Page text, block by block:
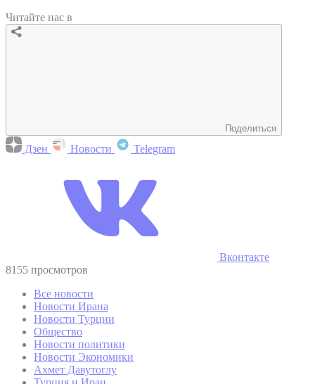
Читайте нас в
Поделиться
Дзен Новости Telegram
Вконтакте
8155 просмотров
Все новости
Новости Ирана
Новости Турции
Общество
Новости политики
Новости Экономики
Ахмет Давутоглу